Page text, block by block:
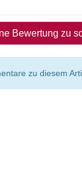
Bewertung zu
zu diesem